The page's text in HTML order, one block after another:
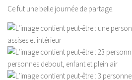
Ce fut une belle journée de partage.